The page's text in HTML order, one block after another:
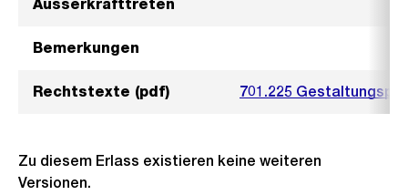
Ausserkrafttreten
Bemerkungen
Rechtstexte (pdf) 701.225
Zu diesem Erlass existieren keine weiteren
Versionen.